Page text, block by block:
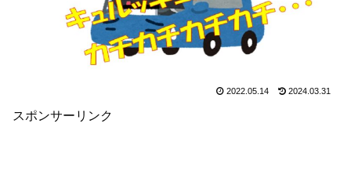
2022.05.14 2024.03.31
スポンサーリンク